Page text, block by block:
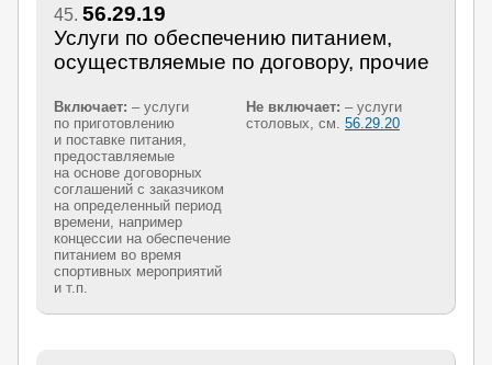
45. 56.29.19
Услуги по обеспечению питанием,
осуществляемые по договору, прочие
Включает: – услуги
по приготовлению
и поставке питания,
предоставляемые
на основе договорных
соглашений с заказчиком
на определенный период
времени, например
концессии на обеспечение
питанием во время
спортивных мероприятий
и т.п.
Не включает: – услуги
столовых, см. 56.29.20